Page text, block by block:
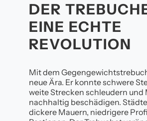
DER
EINE ECHTE
REVOLUTION
Mit dem
neue Ära. Er konnte schwere
weite Strecken schleudern und
nachhaltig beschädigen.
dickere Mauern, niedrigere